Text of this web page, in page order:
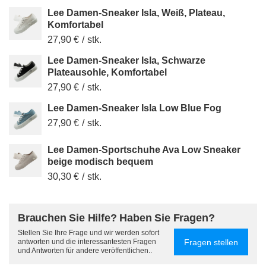
Lee Damen-Sneaker Isla, Weiß, Plateau,
Komfortabel
27,90 € / stk.
Lee Damen-Sneaker Isla, Schwarze
Plateausohle, Komfortabel
27,90 € / stk.
Lee Damen-Sneaker Isla Low Blue Fog
27,90 € / stk.
Lee Damen-Sportschuhe Ava Low Sneaker
beige modisch bequem
30,30 € / stk.
Brauchen Sie Hilfe? Haben Sie Fragen?
Stellen Sie Ihre Frage und wir werden sofort
antworten und die interessantesten Fragen
und Antworten für andere veröffentlichen..
Fragen stellen